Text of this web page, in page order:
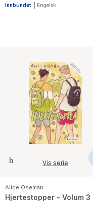
Innbundet Engelsk
Vis serie
Alice Oseman
Hjertestopper - Volum 3